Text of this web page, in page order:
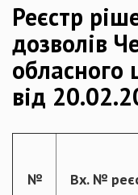
Реєстр
дозволів
обласного
від
№ Вх. №